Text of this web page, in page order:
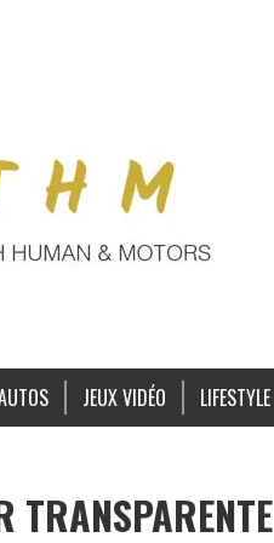
JEUX VIDÉO LIFESTYLE
TRANSPARENTE